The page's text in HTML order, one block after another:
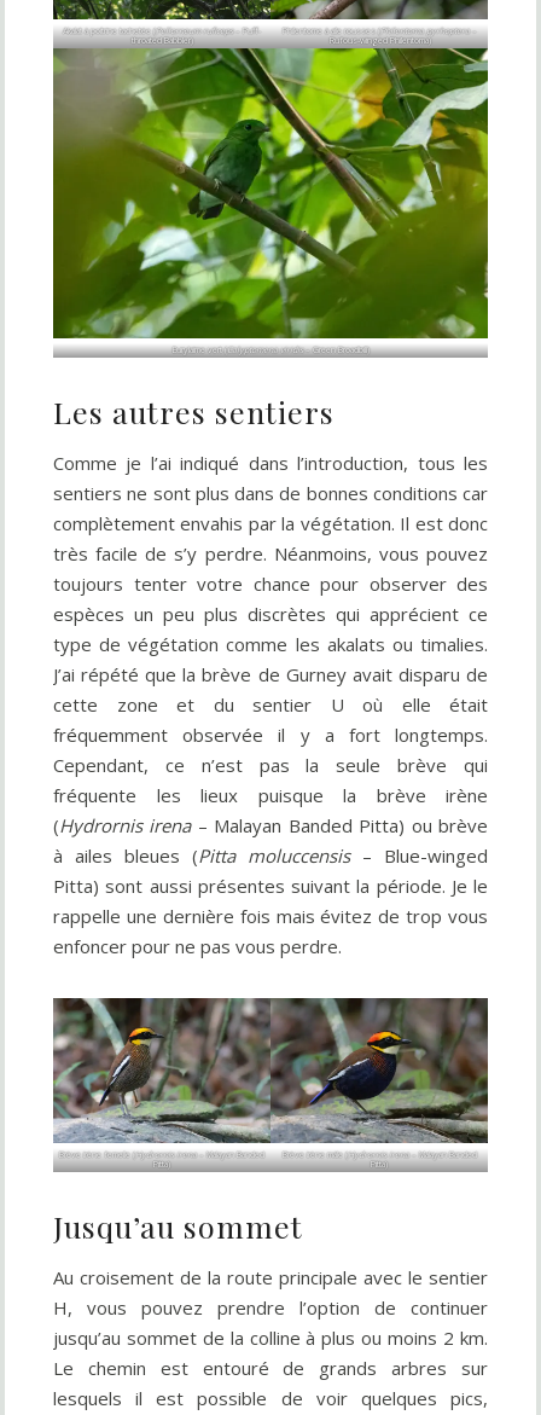
Akalat à poitrine tachetée (Pellorneum ruficeps– Puff-
throated Babbler)
Philentome à aile rousses (Philentoma pyrhoptera–
Rufous-winged Philentoma)
Eurylaime vert (Calyptomena viridis– Green Broadbill)
Les autres sentiers
Comme je l’ai indiqué dans l’introduction, tous les
sentiers ne sont plus dans de bonnes conditions car
complètement envahis par la végétation. Il est donc
très facile de s’y perdre. Néanmoins, vous pouvez
toujours tenter votre chance pour observer des
espèces un peu plus discrètes qui apprécient ce
type de végétation comme les akalats ou timalies.
J’ai répété que la brève de Gurney avait disparu de
cette zone et du sentier U où elle était
fréquemment observée il y a fort longtemps.
Cependant, ce n’est pas la seule brève qui
fréquente les lieux puisque la brève irène
(Hydrornis irena– Malayan Banded Pitta) ou brève
à ailes bleues (Pitta moluccensis– Blue-winged
Pitta) sont aussi présentes suivant la période. Je le
rappelle une dernière fois mais évitez de trop vous
enfoncer pour ne pas vous perdre.
Brève irène femelle (Hydrornis irena– Malayan Banded
Pitta)
Brève irène mâle (Hydrornis irena– Malayan Banded
Pitta)
Jusqu’au sommet
Au croisement de la route principale avec le sentier
H, vous pouvez prendre l’option de continuer
jusqu’au sommet de la colline à plus ou moins 2 km.
Le chemin est entouré de grands arbres sur
lesquels il est possible de voir quelques pics,